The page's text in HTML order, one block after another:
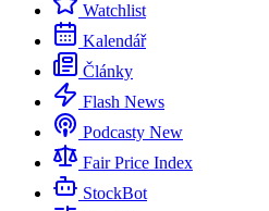
Watchlist
Kalendář
Články
Flash News
Podcasty New
Fair Price Index
StockBot